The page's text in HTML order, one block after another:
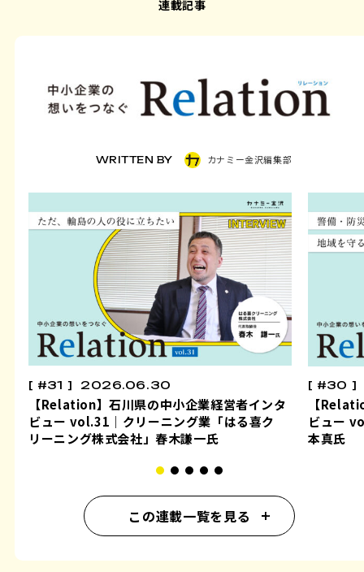
連載記事
WRITTEN BY カナミー金沢編集部
#31 2026.06.30
【Relation】石川県の中小企業経営者インタ
ビュー vol.31｜クリーニング業「はる喜ク
リーニング株式会社」春木謙一氏
#30
【
ビュー
本真氏
この連載一覧を見る